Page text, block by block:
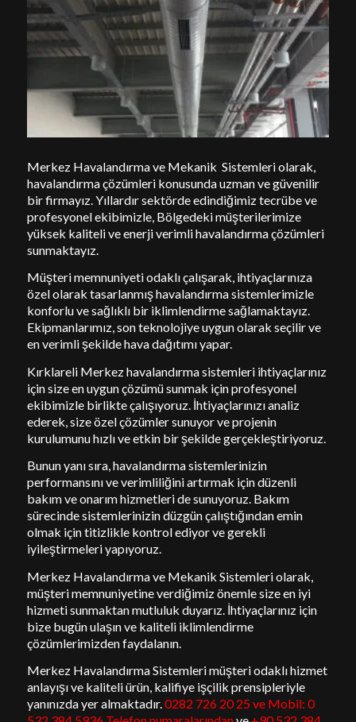
Merkez Havalandırma ve Mekanik Sistemleri olarak,
havalandırma çözümleri konusunda uzman ve güvenilir
bir firmayız. Yıllardır sektörde edindiğimiz tecrübe ve
profesyonel ekibimizle, Bölgedeki müşterilerimize
yüksek kaliteli ve enerji verimli havalandırma çözümleri
sunmaktayız.
Müşteri memnuniyeti odaklı çalışarak, ihtiyaçlarınıza
özel olarak tasarlanmış havalandırma sistemlerimizle
konforlu ve sağlıklı bir iklimlendirme sağlamaktayız.
Ekipmanlarımız, son teknolojiye uygun olarak seçilir ve
en verimli şekilde hava dağıtımı yapar.
Kırklareli Merkez havalandırma sistemleri ihtiyaçlarınız
için size en uygun çözümü sunmak için profesyonel
ekibimizle birlikte çalışıyoruz. İhtiyaçlarınızı analiz
ederek, size özel çözümler sunuyor ve projenin
kurulumunu hızlı ve etkin bir şekilde gerçekleştiriyoruz.
Bunun yanı sıra, havalandırma sistemlerinizin
performansını ve verimliliğini artırmak için düzenli
bakım ve onarım hizmetleri de sunuyoruz. Bakım
sürecinde sistemlerinizin düzgün çalıştığından emin
olmak için titizlikle kontrol ediyor ve gerekli
iyileştirmeleri yapıyoruz.
Merkez Havalandırma ve Mekanik Sistemleri olarak,
müşteri memnuniyetine verdiğimiz önemle size en iyi
hizmeti sunmaktan mutluluk duyarız. İhtiyaçlarınız için
bize bugün ulaşın ve kaliteli iklimlendirme
çözümlerimizden faydalanın.
Merkez Havalandırma Sistemleri müşteri odaklı hizmet
anlayışı ve kaliteli ürün, kalifiye işçilik prensipleriyle
yanınızda yer almaktadır.0282 726 20 25 ve Mobil: 0